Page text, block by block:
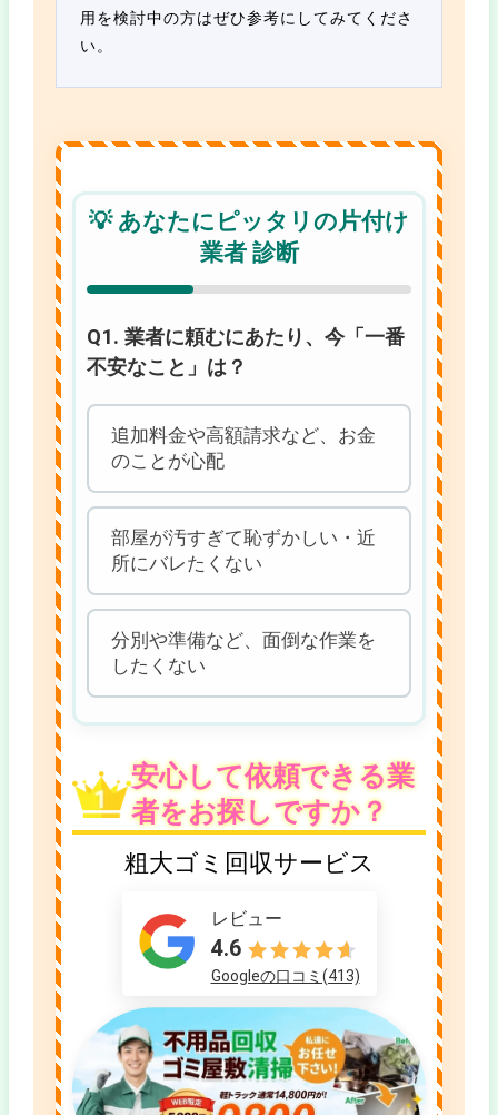
用を検討中の方はぜひ参考にしてみてくださ
い。
💡 あなたにピッタリの片付け
業者 診断
Q1. 業者に頼むにあたり、今「一番
不安なこと」は？
追加料金や高額請求など、お金
のことが心配
部屋が汚すぎて恥ずかしい・近
所にバレたくない
分別や準備など、面倒な作業を
したくない
安心して依頼できる業
者をお探しですか？
粗大ゴミ回収サービス
レビュー
4.6
Googleの口コミ(413)